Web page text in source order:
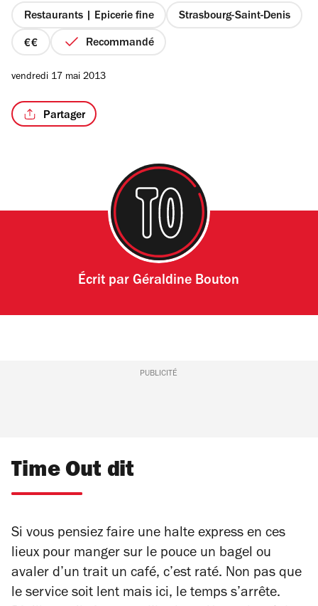
étoiles
Restaurants | Epicerie fine Strasbourg-Saint-Denis
prix
4
Recommandé
vendredi 17 mai 2013
Partager
Écrit parGéraldine Bouton
PUBLICITÉ
Time Out dit
Si vous pensiez faire une halte express en ces
lieux pour manger sur le pouce un bagel ou
avaler d’un trait un café, c’est raté. Non pas que
le service soit lent mais ici, le temps s’arrête.